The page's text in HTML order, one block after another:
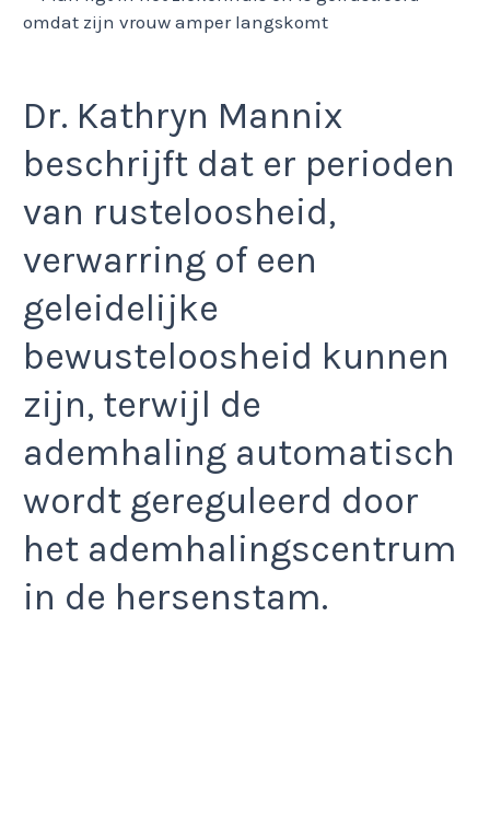
Dr. Kathryn Mannix
beschrijft dat er perioden
van rusteloosheid,
verwarring of een
geleidelijke
bewusteloosheid kunnen
zijn, terwijl de
ademhaling automatisch
wordt gereguleerd door
het ademhalingscentrum
in de hersenstam.